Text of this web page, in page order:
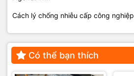
Cách lý chống nhiễu cấp công nghiệp
Có thể bạn thích